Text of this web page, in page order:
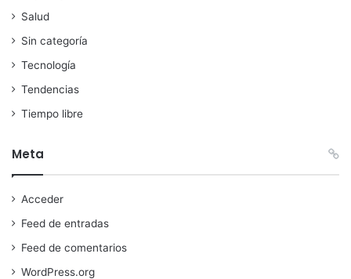
Salud
Sin categoría
Tecnología
Tendencias
Tiempo libre
Meta
Acceder
Feed de entradas
Feed de comentarios
WordPress.org